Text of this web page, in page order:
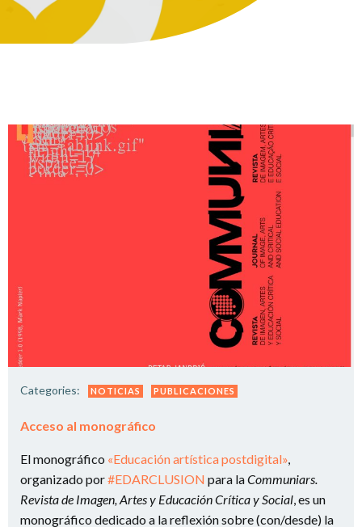
Categories: NOTICIAS PUBLICACIONES
Acceso al monográfico
El monográfico «Educación artística postdigital»,
organizado por#EDARCLUSION para laCommuniars.
Revista de Imagen, Artes y Educación Crítica y Social, es un
monográfico dedicado a la reflexión sobre (con/desde) la